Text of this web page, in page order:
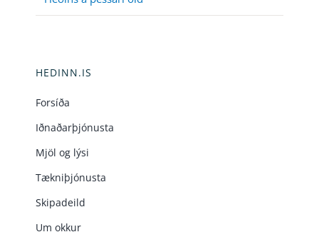
HEDINN.IS
Forsíða
Iðnaðarþjónusta
Mjöl og lýsi
Tækniþjónusta
Skipadeild
Um okkur